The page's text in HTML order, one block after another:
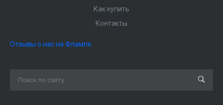
Как купить
Контакты
Отзывы о нас на Флампе